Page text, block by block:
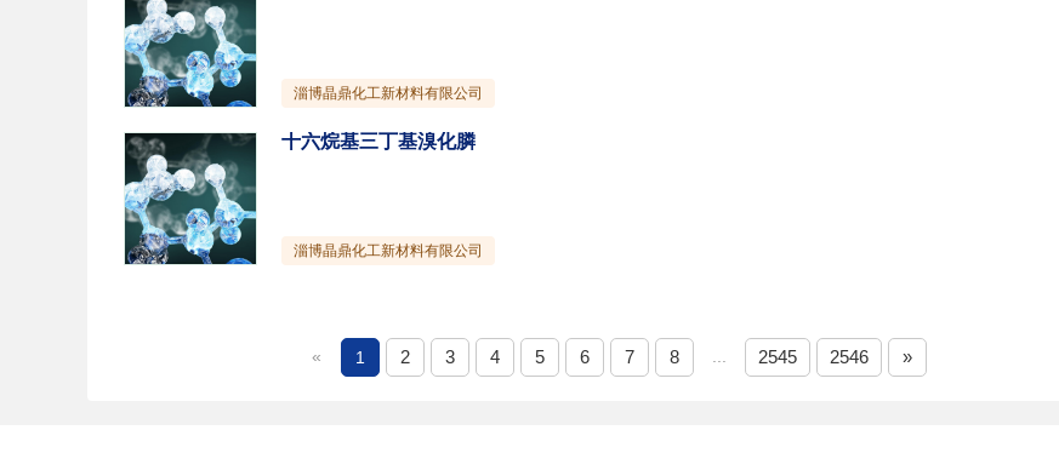
淄博晶鼎化工新材料有限公司
十六烷基三丁基溴化膦
淄博晶鼎化工新材料有限公司
« 1 2 3 4 5 6 7 8 2545 2546 »